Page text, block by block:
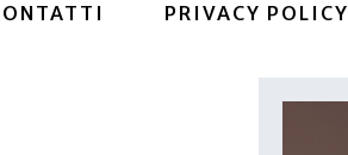
PRIVACY POLICY